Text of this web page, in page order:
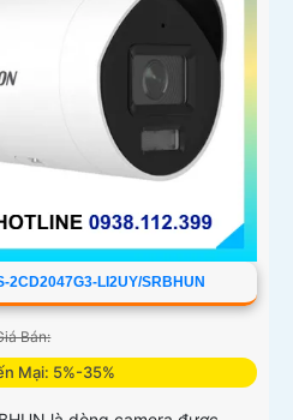
2CD2047G3-LI2UY/SRBHUN
Bán:
Mại: 5%-35%